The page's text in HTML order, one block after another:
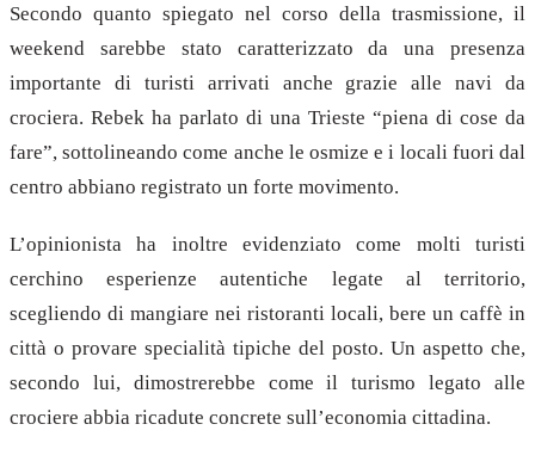
Secondo quanto spiegato nel corso della trasmissione, il
weekend sarebbe stato caratterizzato da una presenza
importante di turisti arrivati anche grazie alle navi da
crociera. Rebek ha parlato di una Trieste “piena di cose da
fare”, sottolineando come anche le osmize e i locali fuori dal
centro abbiano registrato un forte movimento.
L’opinionista ha inoltre evidenziato come molti turisti
cerchino esperienze autentiche legate al territorio,
scegliendo di mangiare nei ristoranti locali, bere un caffè in
città o provare specialità tipiche del posto. Un aspetto che,
secondo lui, dimostrerebbe come il turismo legato alle
crociere abbia ricadute concrete sull’economia cittadina.